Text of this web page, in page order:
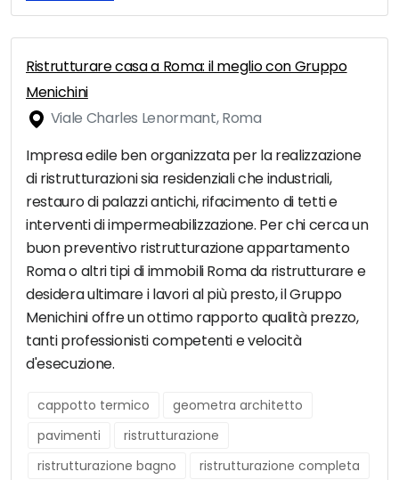
Ristrutturare casa a Roma: il meglio con Gruppo
Menichini
Viale Charles Lenormant, Roma
Impresa edile ben organizzata per la realizzazione
di ristrutturazioni sia residenziali che industriali,
restauro di palazzi antichi, rifacimento di tetti e
interventi di impermeabilizzazione. Per chi cerca un
buon preventivo ristrutturazione appartamento
Roma o altri tipi di immobili Roma da ristrutturare e
desidera ultimare i lavori al più presto, il Gruppo
Menichini offre un ottimo rapporto qualità prezzo,
tanti professionisti competenti e velocità
d'esecuzione.
cappotto termico
geometra architetto
pavimenti
ristrutturazione
ristrutturazione bagno
ristrutturazione completa